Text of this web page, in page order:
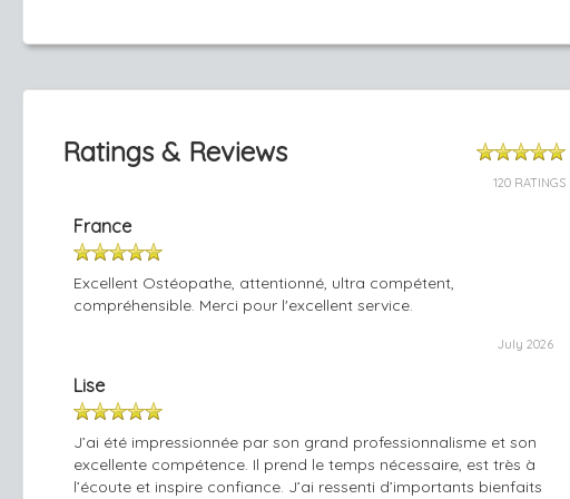
Ratings & Reviews
120 RATINGS
France
Excellent Ostéopathe, attentionné, ultra compétent,
compréhensible. Merci pour l'excellent service.
July 2026
Lise
J’ai été impressionnée par son grand professionnalisme et son
excellente compétence. Il prend le temps nécessaire, est très à
l’écoute et inspire confiance. J’ai ressenti d’importants bienfaits